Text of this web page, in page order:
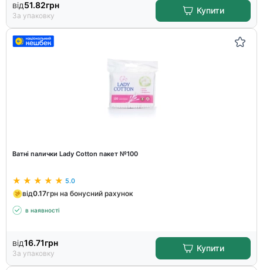
від51.82грн
За упаковку
Купити
Ватні палички Lady Cotton пакет №100
5.0
від0.17грн на бонусний рахунок
в наявності
від16.71грн
За упаковку
Купити